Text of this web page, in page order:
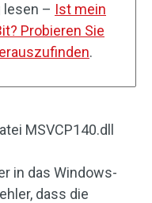
lesen – Ist mein
Probieren Sie
.
MSVCP140.dll
in das Windows-
dass die